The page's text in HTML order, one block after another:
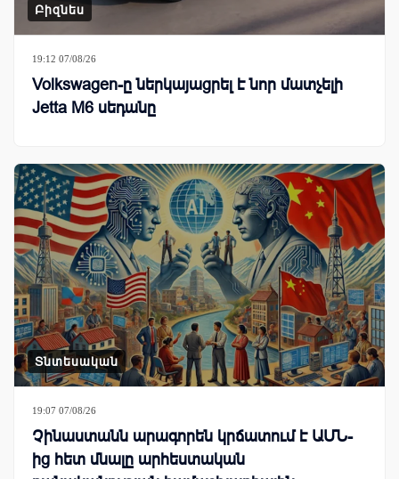
Բիզնես
19:12 07/08/26
Volkswagen-ը ներկայացրել է նոր մատչելի
Jetta M6 սեդանը
Տնտեսական
19:07 07/08/26
Չինաստանն արագորեն կրճատում է ԱՄՆ-
ից հետ մնալը արհեստական